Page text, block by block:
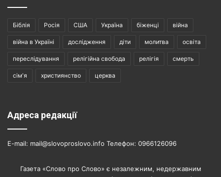
Біблія Росія США Україна біженці війна
війна в Україні дослідження діти молитва освіта
переслідування релігійна свобода релігія смерть
сім'я християнство церква
Адреса редакції
E-mail: mail@slovoproslovo.info Телефон: 0966126096
Газета «Слово про Слово» є незалежним, недержавним